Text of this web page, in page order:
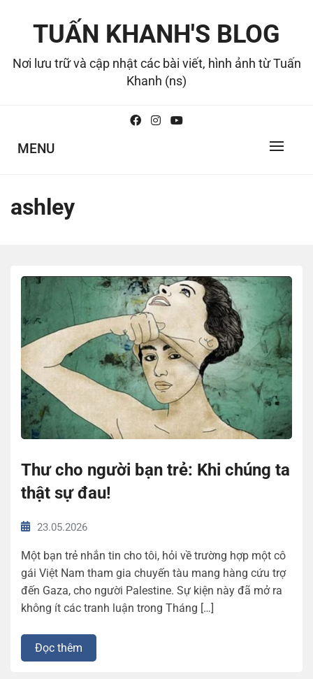
TUẤN KHANH'S BLOG
Nơi lưu trữ và cập nhật các bài viết, hình ảnh từ Tuấn
Khanh (ns)
MENU
ashley
Thư cho người bạn trẻ: Khi chúng ta
thật sự đau!
23.05.2026
Một bạn trẻ nhắn tin cho tôi, hỏi về trường hợp một cô
gái Việt Nam tham gia chuyến tàu mang hàng cứu trợ
đến Gaza, cho người Palestine. Sự kiện này đã mở ra
không ít các tranh luận trong Tháng […]
Đọc thêm